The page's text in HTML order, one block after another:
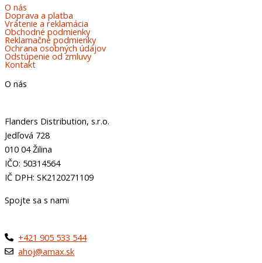
O nás
Doprava a platba
Vrátenie a reklamácia
Obchodné podmienky
Reklamačné podmienky
Ochrana osobných údajov
Odstúpenie od zmluvy
Kontakt
O nás
Flanders Distribution, s.r.o.
Jedľová 728
010 04 Žilina
IČO: 50314564
IČ DPH: SK2120271109
Spojte sa s nami
+421 905 533 544
ahoj@amax.sk